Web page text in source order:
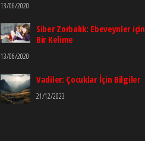
13/06/2020
Siber Zorbalık: Ebeveynler için
Bir Kelime
13/06/2020
Vadiler: Çocuklar İçin Bilgiler
21/12/2023